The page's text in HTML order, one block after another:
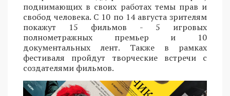
поднимающих в своих работах темы прав и
свобод человека. С 10 по 14 августа зрителям
покажут 15 фильмов - 5 игровых
полнометражных премьер и 10
документальных лент. Также в рамках
фестиваля пройдут творческие встречи с
создателями фильмов.